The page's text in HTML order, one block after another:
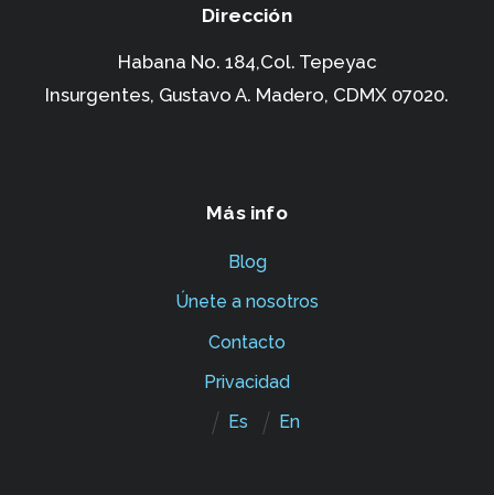
Dirección
Habana No. 184,Col. Tepeyac
Insurgentes, Gustavo A. Madero, CDMX 07020.
Más info
Blog
Únete a nosotros
Contacto
Privacidad
Es
En